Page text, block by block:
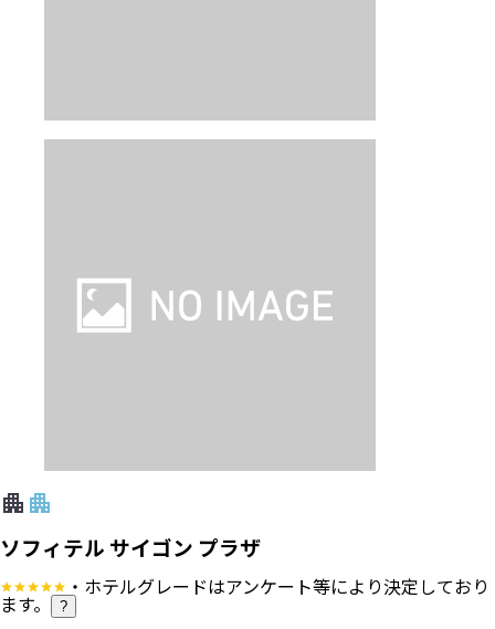
ソフィテル サイゴン プラザ
・ホテルグレードはアンケート等により決定しており
ます。 ?